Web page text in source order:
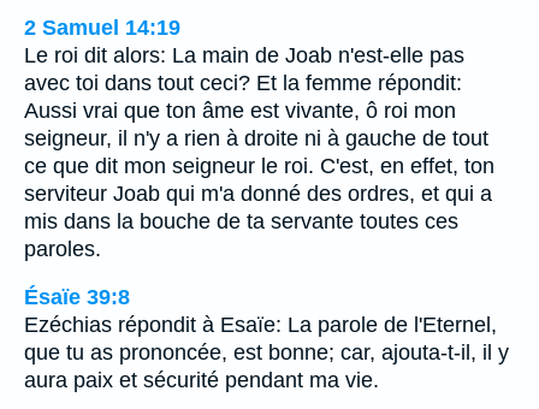
2 Samuel 14:19
Le roi dit alors: La main de Joab n'est-elle pas
avec toi dans tout ceci? Et la femme répondit:
Aussi vrai que ton âme est vivante, ô roi mon
seigneur, il n'y a rien à droite ni à gauche de tout
ce que dit mon seigneur le roi. C'est, en effet, ton
serviteur Joab qui m'a donné des ordres, et qui a
mis dans la bouche de ta servante toutes ces
paroles.
Ésaïe 39:8
Ezéchias répondit à Esaïe: La parole de l'Eternel,
que tu as prononcée, est bonne; car, ajouta-t-il, il y
aura paix et sécurité pendant ma vie.